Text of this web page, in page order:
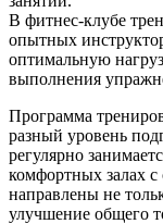
В фитнес-клубе
опытных
оптимальную
выполнения
Программа
разный уровень
регулярно
комфортных залах
направлены не
улучшение общего